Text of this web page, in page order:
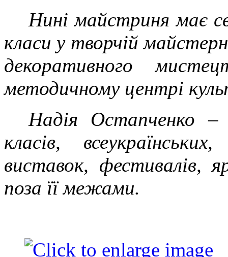
Нині майстриня має
класи у творчій
декоративного
методичному центрі
Надія Остапченко –
класів,
виставок, фестивалів,
поза її межами.